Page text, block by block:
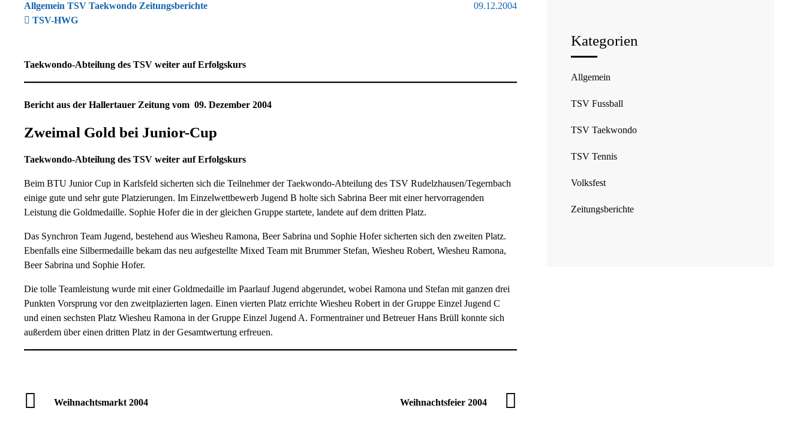
Allgemein TSV Taekwondo Zeitungsberichte
TSV-HWG
09.12.2004
Taekwondo-Abteilung des TSV weiter auf Erfolgskurs
Bericht aus der Hallertauer Zeitung vom 09. Dezember 2004
Zweimal Gold bei Junior-Cup
Taekwondo-Abteilung des TSV weiter auf Erfolgskurs
Beim BTU Junior Cup in Karlsfeld sicherten sich die Teilnehmer der Taekwondo-Abteilung des TSV Rudelzhausen/Tegernbach
einige gute und sehr gute Platzierungen. Im Einzelwettbewerb Jugend B holte sich Sabrina Beer mit einer hervorragenden
Leistung die Goldmedaille. Sophie Hofer die in der gleichen Gruppe startete, landete auf dem dritten Platz.
Das Synchron Team Jugend, bestehend aus Wiesheu Ramona, Beer Sabrina und Sophie Hofer sicherten sich den zweiten Platz.
Ebenfalls eine Silbermedaille bekam das neu aufgestellte Mixed Team mit Brummer Stefan, Wiesheu Robert, Wiesheu Ramona,
Beer Sabrina und Sophie Hofer.
Die tolle Teamleistung wurde mit einer Goldmedaille im Paarlauf Jugend abgerundet, wobei Ramona und Stefan mit ganzen drei
Punkten Vorsprung vor den zweitplazierten lagen. Einen vierten Platz errichte Wiesheu Robert in der Gruppe Einzel Jugend C
und einen sechsten Platz Wiesheu Ramona in der Gruppe Einzel Jugend A. Formentrainer und Betreuer Hans Brüll konnte sich
außerdem über einen dritten Platz in der Gesamtwertung erfreuen.
Weihnachtsmarkt 2004 Weihnachtsfeier 2004
Kategorien
Allgemein
TSV Fussball
TSV Taekwondo
TSV Tennis
Volksfest
Zeitungsberichte